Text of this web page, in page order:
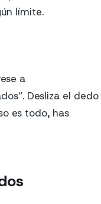
límite.
a
Desliza el dedo
es todo, has